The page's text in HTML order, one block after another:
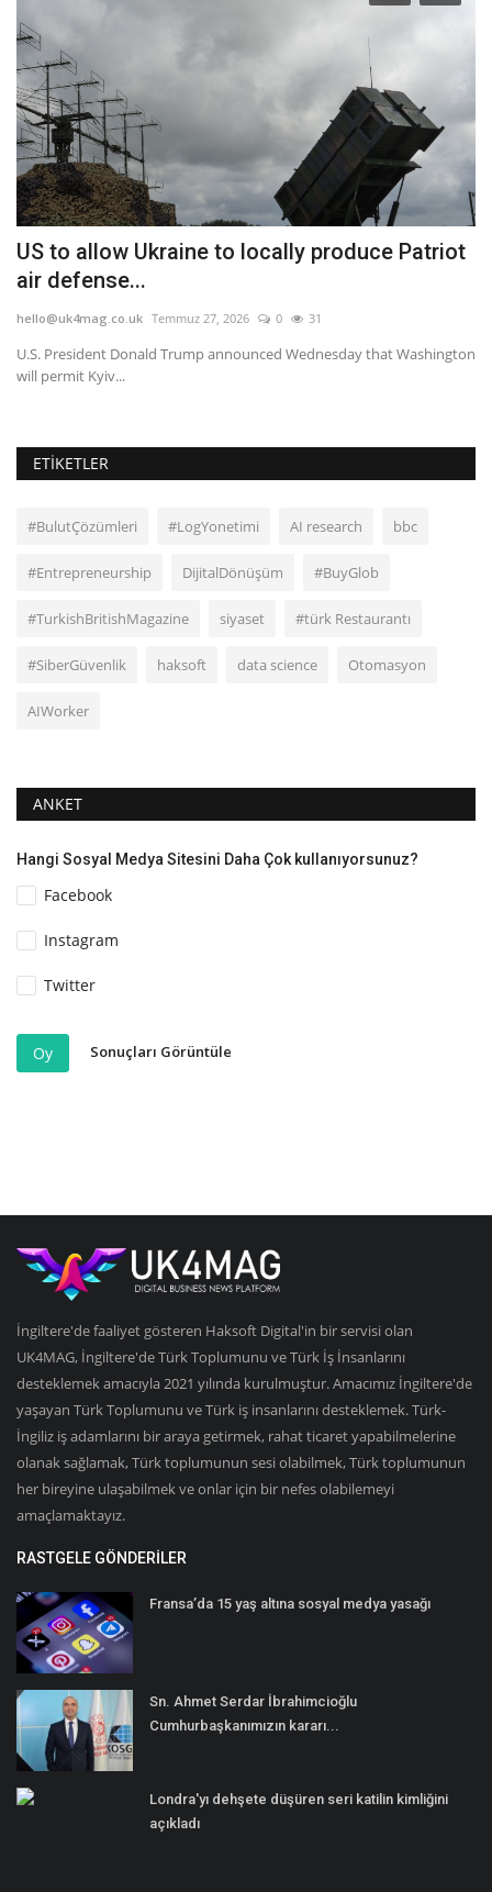
US to allow Ukraine to locally produce Patriot
air defense...
hello@uk4mag.co.uk Temmuz 27, 2026 0 31
U.S. President Donald Trump announced Wednesday that Washington
will permit Kyiv...
ETIKETLER
#BulutÇözümleri #LogYonetimi AI research bbc
#Entrepreneurship DijitalDönüşüm #BuyGlob
#TurkishBritishMagazine siyaset #türk Restaurantı
#SiberGüvenlik haksoft data science Otomasyon
AIWorker
ANKET
Hangi Sosyal Medya Sitesini Daha Çok kullanıyorsunuz?
Facebook
Instagram
Twitter
Oy Sonuçları Görüntüle
İngiltere'de faaliyet gösteren Haksoft Digital'in bir servisi olan
UK4MAG, İngiltere'de Türk Toplumunu ve Türk İş İnsanlarını
desteklemek amacıyla 2021 yılında kurulmuştur. Amacımız İngiltere'de
yaşayan Türk Toplumunu ve Türk iş insanlarını desteklemek. Türk-
İngiliz iş adamlarını bir araya getirmek, rahat ticaret yapabilmelerine
olanak sağlamak, Türk toplumunun sesi olabilmek, Türk toplumunun
her bireyine ulaşabilmek ve onlar için bir nefes olabilemeyi
amaçlamaktayız.
RASTGELE GÖNDERILER
Fransa’da 15 yaş altına sosyal medya yasağı
Sn. Ahmet Serdar İbrahimcioğlu
Cumhurbaşkanımızın kararı...
Londra'yı dehşete düşüren seri katilin kimliğini
açıkladı